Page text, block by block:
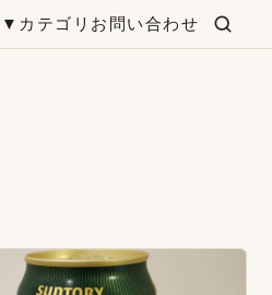
検索
▼カテゴリ お問い合わせ